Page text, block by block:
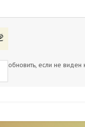
обновить, если не виден